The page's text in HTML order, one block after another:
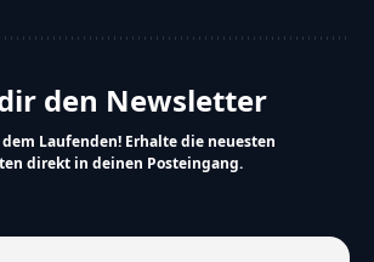
den Newsletter
Laufenden! Erhalte die neuesten
direkt in deinen Posteingang.